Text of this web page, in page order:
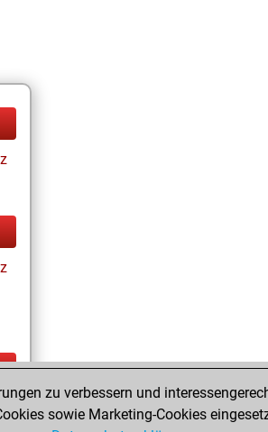
zu verbessern und
sowie Marketing-Cookies